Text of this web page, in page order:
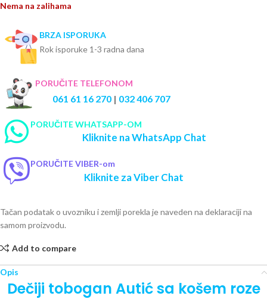
Nema na zalihama
BRZA ISPORUKA
Rok isporuke 1-3 radna dana
PORUČITE TELEFONOM
061 61 16 270 | 032 406 707
PORUČITE WHATSAPP-OM
Kliknite na WhatsApp Chat
PORUČITE VIBER-om
Kliknite za Viber Chat
Tačan podatak o uvozniku i zemlji porekla je naveden na deklaraciji na
samom proizvodu.
Add to compare
Opis
Dečiji tobogan Autić sa košem roze